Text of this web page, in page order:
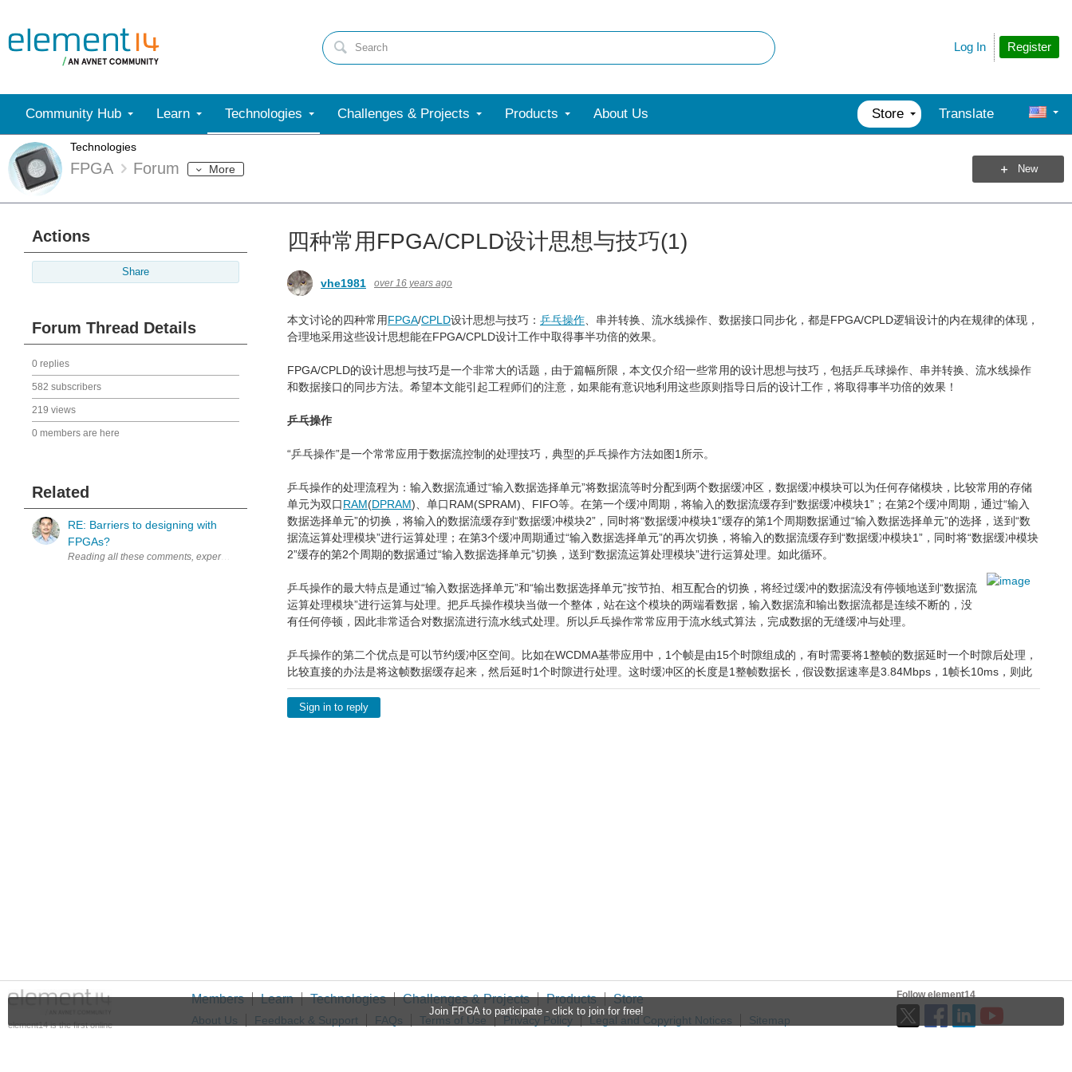
Register
Log In
Community Hub Learn Technologies Challenges & Projects Products About Us Store Translate
Technologies
FPGA Forum More New
Join FPGA to participate - click to join for free!
Actions
Share
Forum Thread Details
0 replies
582 subscribers
219 views
0 members are here
Related
RE: Barriers to designing with
FPGAs?
Reading all these comments, experienced developers sharing their experiences and views, looks like having found a lost treasure. Great knowledge.
四种常用FPGA/CPLD设计思想与技巧(1)
vhe1981 over 16 years ago
本文讨论的四种常用FPGA/CPLD设计思想与技巧： 乒乓操作 、串并转换、流水线操作、数据接口同步化，都是FPGA/CPLD逻辑设计的内在规律的体现，
合理地采用这些设计思想能在FPGA/CPLD设计工作中取得事半功倍的效果。
FPGA/CPLD的设计思想与技巧是一个非常大的话题，由于篇幅所限，本文仅介绍一些常用的设计思想与技巧，包括乒乓球操作、串并转换、流水线操作
和数据接口的同步方法。希望本文能引起工程师们的注意，如果能有意识地利用这些原则指导日后的设计工作，将取得事半功倍的效果！
乒乓操作
“乒乓操作”是一个常常应用于数据流控制的处理技巧，典型的乒乓操作方法如图1所示。
乒乓操作的处理流程为：输入数据流通过“输入数据选择单元”将数据流等时分配到两个数据缓冲区，数据缓冲模块可以为任何存储模块，比较常用的存储
单元为双口RAM(DPRAM)、单口RAM(SPRAM)、FIFO等。在第一个缓冲周期，将输入的数据流缓存到“数据缓冲模块1”；在第2个缓冲周期，通过“输入
数据选择单元”的切换，将输入的数据流缓存到“数据缓冲模块2”，同时将“数据缓冲模块1”缓存的第1个周期数据通过“输入数据选择单元”的选择，送到“数
据流运算处理模块”进行运算处理；在第3个缓冲周期通过“输入数据选择单元”的再次切换，将输入的数据流缓存到“数据缓冲模块1”，同时将“数据缓冲模块
2”缓存的第2个周期的数据通过“输入数据选择单元”切换，送到“数据流运算处理模块”进行运算处理。如此循环。
乒乓操作的最大特点是通过“输入数据选择单元”和“输出数据选择单元”按节拍、相互配合的切换，将经过缓冲的数据流没有停顿地送到“数据流
运算处理模块”进行运算与处理。把乒乓操作模块当做一个整体，站在这个模块的两端看数据，输入数据流和输出数据流都是连续不断的，没
有任何停顿，因此非常适合对数据流进行流水线式处理。所以乒乓操作常常应用于流水线式算法，完成数据的无缝缓冲与处理。
乒乓操作的第二个优点是可以节约缓冲区空间。比如在WCDMA基带应用中，1个帧是由15个时隙组成的，有时需要将1整帧的数据延时一个时隙后处理，
比较直接的办法是将这帧数据缓存起来，然后延时1个时隙进行处理。这时缓冲区的长度是1整帧数据长，假设数据速率是3.84Mbps，1帧长10ms，则此
Sign in to reply
element14 is the first online
Members Learn Technologies Challenges & Projects Products Store
About Us Feedback & Support FAQs Terms of Use Privacy Policy Legal and Copyright Notices
Sitemap
Follow element14